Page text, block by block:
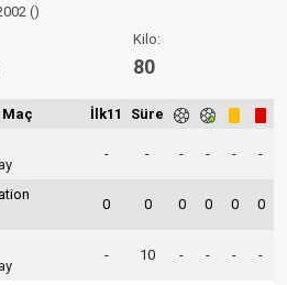
()
Kilo:
80
Maç İlk11 Süre
- - - - - -
0 0 0 0 0 0
- 10 - - - -